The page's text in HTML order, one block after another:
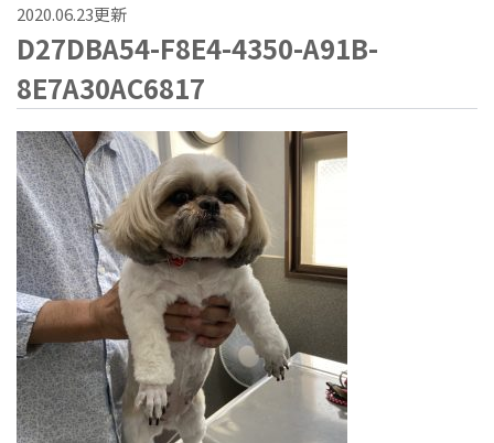
2020.06.23更新
D27DBA54-F8E4-4350-A91B-
8E7A30AC6817